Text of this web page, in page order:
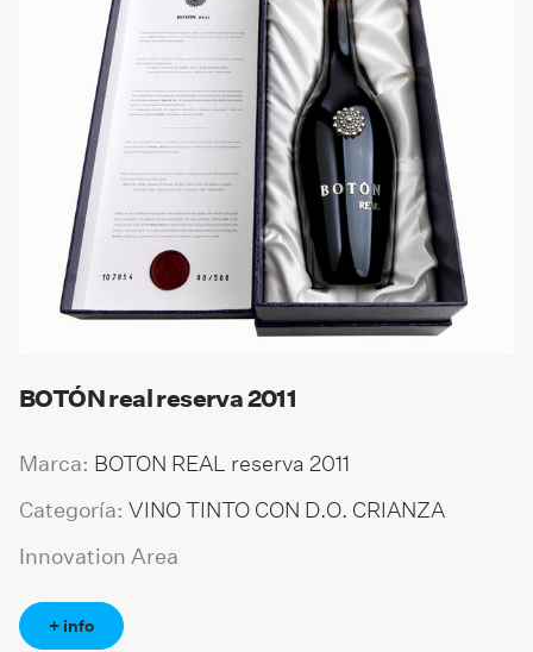
BOTÓN real reserva 2011
Marca: BOTON REAL reserva 2011
Categoría: VINO TINTO CON D.O. CRIANZA
Innovation Area
+ info